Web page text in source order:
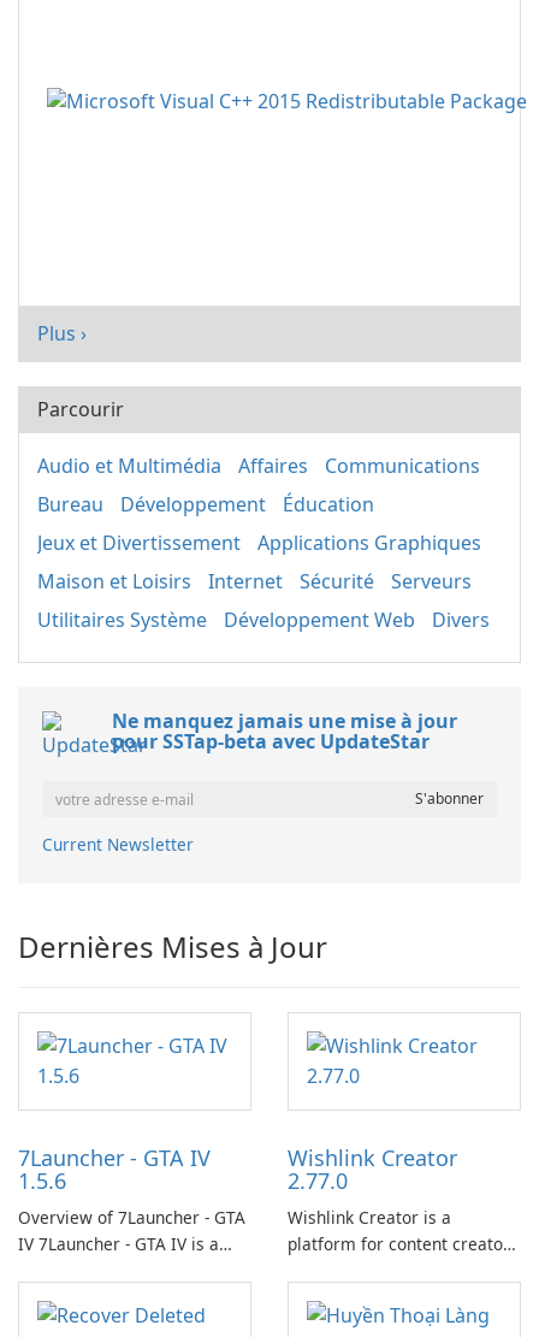
Plus ›
Parcourir
Audio et Multimédia Affaires
Communications
Bureau
Développement
Éducation
Jeux et Divertissement
Applications Graphiques
Maison et Loisirs
Internet Sécurité
Serveurs
Utilitaires Système
Développement Web Divers
Ne manquez jamais une mise à jour
pour SSTap-beta avec UpdateStar
Current Newsletter
Dernières Mises à Jour
7Launcher - GTA IV
1.5.6
Overview of 7Launcher - GTA
IV 7Launcher - GTA IV is a
application designed to
optimize the gaming
Wishlink Creator
2.77.0
Wishlink Creator is a
platform for content creators
work through built-in brand
partnerships and integrated